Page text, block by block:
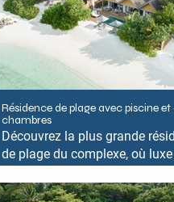
Résidence de plage avec piscine
chambres
Découvrez la plus grande
de plage du complexe, où
harmonieusement. La